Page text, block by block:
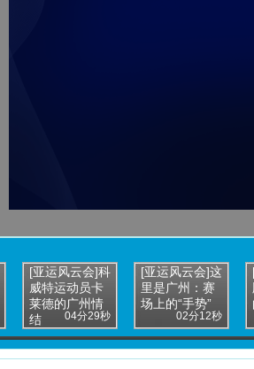
[亚运风云会]科
威特运动员卡
莱德的广州情
结
04分29秒
[亚运风云会]这
里是广州：赛
场上的“手势”
02分12秒